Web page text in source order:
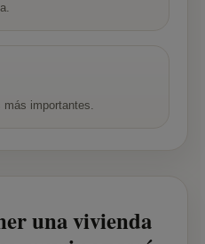
más importantes.
una vivienda